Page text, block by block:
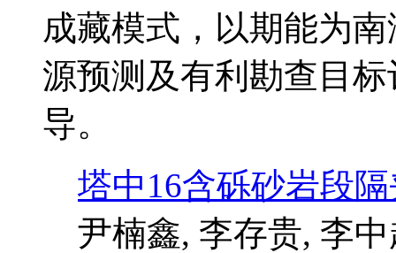
成藏模式，以期能为
源预测及有利勘查目
导。
塔中16含砾砂岩段
尹楠鑫, 李存贵, 李